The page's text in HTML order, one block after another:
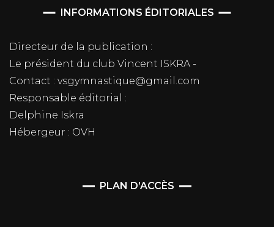
INFORMATIONS ÉDITORIALES
Directeur de la publication :
Le président du club Vincent ISKRA -
Contact : vsgymnastique@gmail.com
Responsable éditorial :
Delphine Iskra
Hébergeur : OVH
PLAN D’ACCÈS